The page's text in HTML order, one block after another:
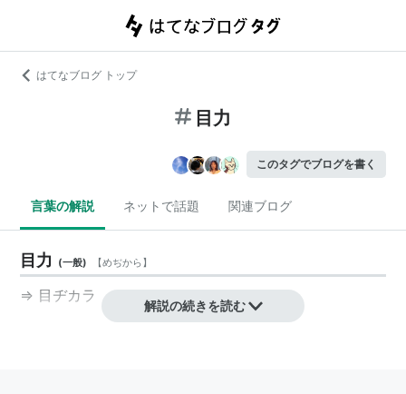
はてなブログ トップ
目力
このタグでブログを書く
言葉の解説 ネットで話題 関連ブログ
目力 (一般) 【めぢから】
⇒ 目ヂカラ
解説の続きを読む